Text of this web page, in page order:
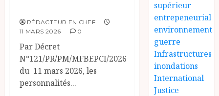
RÉDACTEUR EN CHEF
11 MARS 2026
0
Par Décret
N°121/PR/PM/MFBEPCI/2026
du 11 mars 2026, les
personnalités...
supérieur
entrepeneurial
environnement
guerre
Infrastructures
inondations
International
Justice